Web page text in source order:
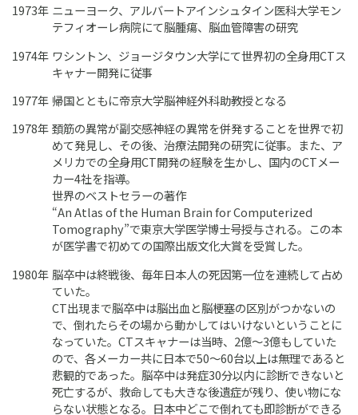
1973年 ニューヨーク、アルバートアインシュタイン医科大学モン
テフィオーレ病院にて脳腫瘍、脳血管障害の研究
1974年 ワシントン、ジョージタウン大学にて世界初の全身用CTス
キャナー開発に従事
1977年 帰国とともに帝京大学脳神経外科助教授となる
1978年頚筋の異常が副交感神経の異常を併発することを世界で初
めて発見し、その後、治療法開発の研究に従事。また、ア
メリカでの全身用CT開発の経験を生かし、国内のCTメー
カー4社を指導。
世界のベストセラーの著作
“An Atlas of the Human Brain for Computerized
Tomography”で東京大学医学博士号授与される。この本
が医学書で初めての国際出版文化大賞を受賞した。
1980年 脳卒中は終戦後、毎年日本人の死因第一位を連続して占め
ていた。
CT出現まで脳卒中は脳出血と脳梗塞の区別がつかないの
で、倒れたらその場から動かしてはいけないということに
なっていた。CTスキャナーは当時、2億～3億もしていた
ので、各メーカー共に日本で50～60台以上は無理であると
悲観的であった。脳卒中は発症30分以内に診断できないと
死亡するが、救命しても大きな後遺症が残り、使い物にな
らない状態となる。日本中どこで倒れても即診断ができる